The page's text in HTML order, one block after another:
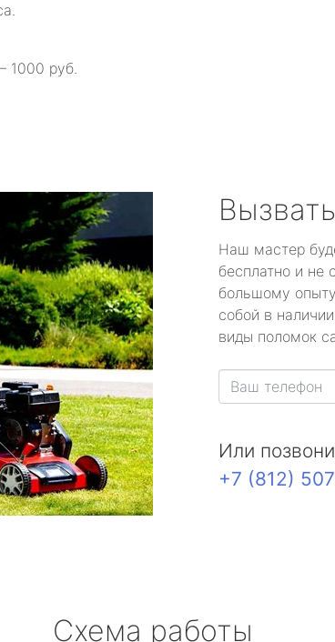
1000 руб.
Наш мастер
бесплатно и не
большому
собой в
виды поломок
Или
+7 (812)
Схема работы